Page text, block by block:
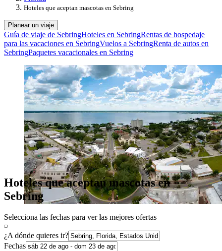
Hoteles que aceptan mascotas en Sebring
Planear un viaje
Guía de viaje de SebringHoteles en SebringRentas de hospedaje
para las vacaciones en SebringVuelos a SebringRenta de autos en
SebringPaquetes vacacionales en Sebring
Hoteles que aceptan mascotas en
Sebring
Selecciona las fechas para ver las mejores ofertas
¿A dónde quieres ir?
Fechas